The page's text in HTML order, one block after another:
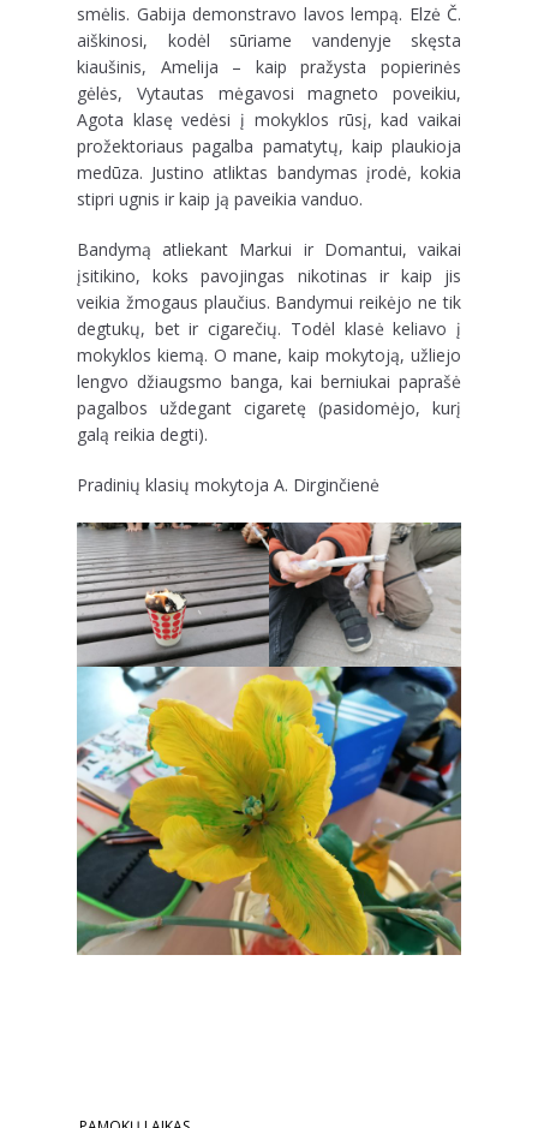
smėlis. Gabija demonstravo lavos lempą. Elzė Č.
aiškinosi, kodėl sūriame vandenyje skęsta
kiaušinis, Amelija – kaip pražysta popierinės
gėlės, Vytautas mėgavosi magneto poveikiu,
Agota klasę vedėsi į mokyklos rūsį, kad vaikai
prožektoriaus pagalba pamatytų, kaip plaukioja
medūza. Justino atliktas bandymas įrodė, kokia
stipri ugnis ir kaip ją paveikia vanduo.
Bandymą atliekant Markui ir Domantui, vaikai
įsitikino, koks pavojingas nikotinas ir kaip jis
veikia žmogaus plaučius. Bandymui reikėjo ne tik
degtukų, bet ir cigarečių. Todėl klasė keliavo į
mokyklos kiemą. O mane, kaip mokytoją, užliejo
lengvo džiaugsmo banga, kai berniukai paprašė
pagalbos uždegant cigaretę (pasidomėjo, kurį
galą reikia degti).
Pradinių klasių mokytoja A. Dirginčienė